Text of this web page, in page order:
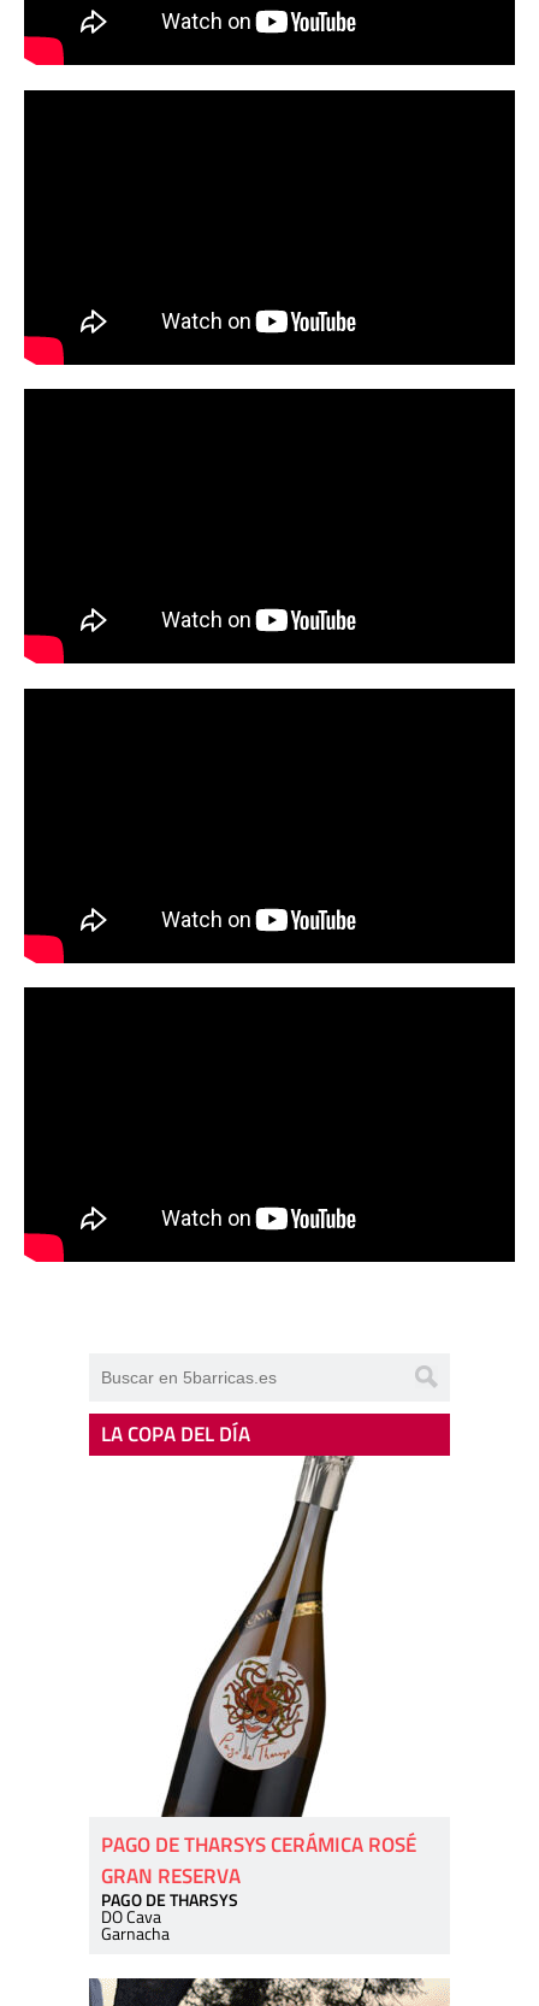
LA COPA DEL DÍA
PAGO DE THARSYS CERÁMICA ROSÉ
GRAN RESERVA
PAGO DE THARSYS
DO Cava
Garnacha